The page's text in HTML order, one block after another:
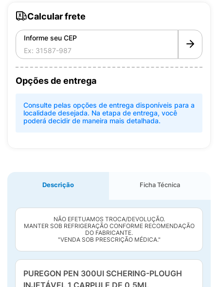
Calcular frete
Informe seu CEP
Opções de entrega
Consulte pelas opções de entrega disponíveis para a
localidade desejada. Na etapa de entrega, você
poderá decidir de maneira mais detalhada.
Descrição Ficha Técnica
NÃO EFETUAMOS TROCA/DEVOLUÇÃO.
MANTER SOB REFRIGERAÇÃO CONFORME RECOMENDAÇÃO
DO FABRICANTE.
"VENDA SOB PRESCRIÇÃO MÉDICA."
PUREGON PEN 300UI SCHERING-PLOUGH
INJETÁVEL 1 CARPULE DE 0,5ML